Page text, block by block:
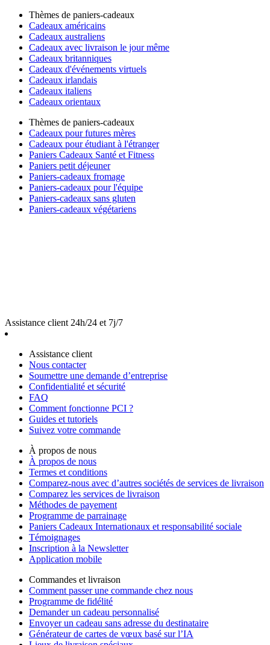
Thèmes de paniers-cadeaux
Cadeaux américains
Cadeaux australiens
Cadeaux avec livraison le jour même
Cadeaux britanniques
Cadeaux d'événements virtuels
Cadeaux irlandais
Cadeaux italiens
Cadeaux orientaux
Thèmes de paniers-cadeaux
Cadeaux pour futures mères
Cadeaux pour étudiant à l'étranger
Paniers Cadeaux Santé et Fitness
Paniers petit déjeuner
Paniers-cadeaux fromage
Paniers-cadeaux pour l'équipe
Paniers-cadeaux sans gluten
Paniers-cadeaux végétariens
Assistance client 24h/24 et 7j/7
Assistance client
Nous contacter
Soumettre une demande d’entreprise
Confidentialité et sécurité
FAQ
Comment fonctionne PCI ?
Guides et tutoriels
Suivez votre commande
À propos de nous
À propos de nous
Termes et conditions
Comparez-nous avec d’autres sociétés de services de livraison
Comparez les services de livraison
Méthodes de payement
Programme de parrainage
Paniers Cadeaux Internationaux et responsabilité sociale
Témoignages
Inscription à la Newsletter
Application mobile
Commandes et livraison
Comment passer une commande chez nous
Programme de fidélité
Demander un cadeau personnalisé
Envoyer un cadeau sans adresse du destinataire
Générateur de cartes de vœux basé sur l’IA